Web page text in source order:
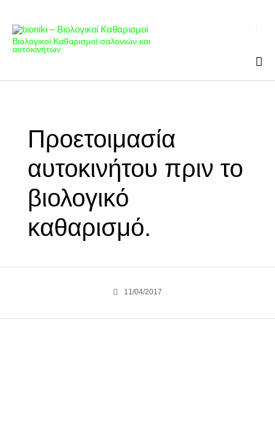
Βιολογικοί Καθαρισμοί σαλονιών και
αυτοκινήτων
Προετοιμασία
αυτοκινήτου πριν το
βιολογικό
καθαρισμό.
11/04/2017